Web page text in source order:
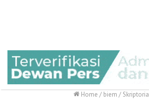
Home / biem / Skriptoria